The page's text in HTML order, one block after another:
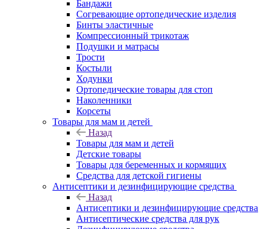
Бандажи
Согревающие ортопедические изделия
Бинты эластичные
Компрессионный трикотаж
Подушки и матрасы
Трости
Костыли
Ходунки
Ортопедические товары для стоп
Наколенники
Корсеты
Товары для мам и детей
Назад
Товары для мам и детей
Детские товары
Товары для беременных и кормящих
Средства для детской гигиены
Антисептики и дезинфицирующие средства
Назад
Антисептики и дезинфицирующие средства
Антисептические средства для рук